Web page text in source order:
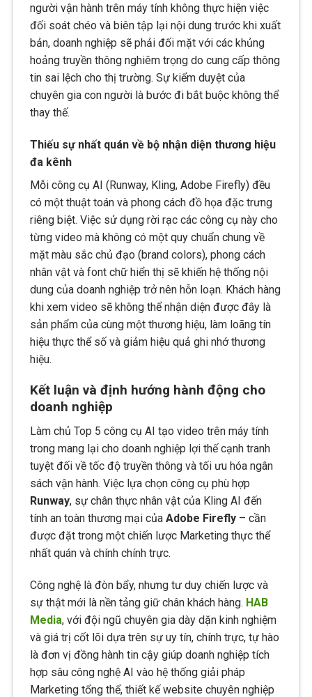
người vận hành trên máy tính không thực hiện việc
đối soát chéo và biên tập lại nội dung trước khi xuất
bản, doanh nghiệp sẽ phải đối mặt với các khủng
hoảng truyền thông nghiêm trọng do cung cấp thông
tin sai lệch cho thị trường. Sự kiểm duyệt của
chuyên gia con người là bước đi bắt buộc không thể
thay thế.
Thiếu sự nhất quán về bộ nhận diện thương hiệu
đa kênh
Mỗi công cụ AI (Runway, Kling, Adobe Firefly) đều
có một thuật toán và phong cách đồ họa đặc trưng
riêng biệt. Việc sử dụng rời rạc các công cụ này cho
từng video mà không có một quy chuẩn chung về
mặt màu sắc chủ đạo (brand colors), phong cách
nhân vật và font chữ hiển thị sẽ khiến hệ thống nội
dung của doanh nghiệp trở nên hỗn loạn. Khách hàng
khi xem video sẽ không thể nhận diện được đây là
sản phẩm của cùng một thương hiệu, làm loãng tín
hiệu thực thể số và giảm hiệu quả ghi nhớ thương
hiệu.
Kết luận và định hướng hành động cho
doanh nghiệp
Làm chủ Top 5 công cụ AI tạo video trên máy tính
trong mang lại cho doanh nghiệp lợi thế cạnh tranh
tuyệt đối về tốc độ truyền thông và tối ưu hóa ngân
sách vận hành. Việc lựa chọn công cụ phù hợp
Runway, sự chân thực nhân vật của Kling AI đến
tính an toàn thương mại củaAdobe Firefly – cần
được đặt trong một chiến lược Marketing thực thể
nhất quán và chính chính trực.
Công nghệ là đòn bẩy, nhưng tư duy chiến lược và
sự thật mới là nền tảng giữ chân khách hàng. HAB
Media, với đội ngũ chuyên gia dày dặn kinh nghiệm
và giá trị cốt lõi dựa trên sự uy tín, chính trực, tự hào
là đơn vị đồng hành tin cậy giúp doanh nghiệp tích
hợp sâu công nghệ AI vào hệ thống giải pháp
Marketing tổng thể, thiết kế website chuyên nghiệp